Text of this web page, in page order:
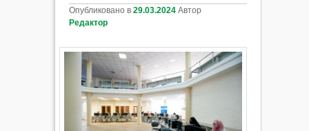
Опубликовано в 29.03.2024 Автор
Редактор